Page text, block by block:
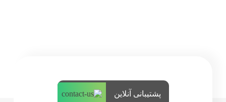
پشتیبانی آنلاین